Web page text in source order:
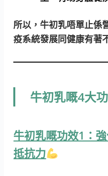
所以，牛初乳唔單止係
疫系統發展同健康有著
牛初乳嘅4大
牛初乳嘅功效1：
抵抗力